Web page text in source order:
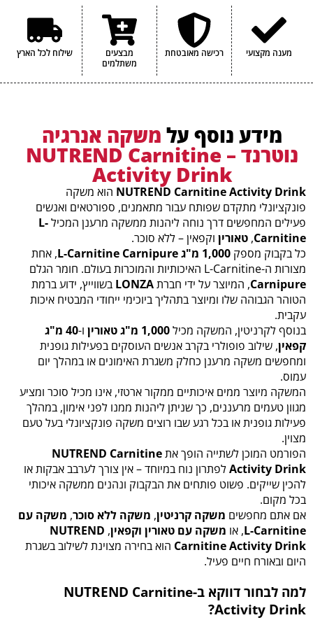
מענה מקצועי רכישה מאובטחת
מבצעים
משתלמים
שילוח לכל הארץ
מידע נוסף על משקה אנרגיה
נוטרנד – NUTREND Carnitine
Activity Drink
NUTREND Carnitine Activity Drink הוא משקה
פונקציונלי מתקדם שפותח עבור מתאמנים, ספורטאים ואנשים
פעילים המחפשים דרך נוחה ליהנות ממשקה מרענן המכילL-
Carnitine
, טאורין וקפאין – ללא סוכר.
כל בקבוק מספק 1,000 מ"ג L-Carnitine Carnipure
, אחת
מצורות ה-L-Carnitine האיכותיות והמוכרות בעולם. חומר הגלם
Carnipure, המיוצר על ידי חברתLONZA בשווייץ, ידוע ברמת
הטוהר הגבוהה שלו ומיוצר בתהליך ביוכימי ייחודי המבטיח איכות
עקבית.
בנוסף לקרניטין, המשקה מכיל1,000 מ"ג טאורין ו-
40 מ"ג
קפאין, שילוב פופולרי בקרב אנשים העוסקים בפעילות גופנית
ומחפשים משקה מרענן כחלק משגרת האימונים או במהלך יום
עמוס.
המשקה מיוצר ממים איכותיים ממקור ארטזי, אינו מכיל סוכר ומציע
מגוון טעמים מרעננים, כך שניתן ליהנות ממנו לפני אימון, במהלך
פעילות גופנית או בכל רגע שבו רוצים משקה פונקציונלי בעל טעם
מצוין.
הפורמט המוכן לשתייה הופך אתNUTREND Carnitine
Activity Drinkלפתרון נוח במיוחד – אין צורך לערבב אבקות או
להכין שייקים. פשוט פותחים את הבקבוק ונהנים ממשקה איכותי
בכל מקום.
אם אתם מחפשים משקה קרניטין, משקה ללא סוכר, משקה עם
L-Carnitine, או משקה עם טאורין וקפאין,
NUTREND
Carnitine Activity Drink הוא בחירה מצוינת לשילוב בשגרת
היום ובאורח חיים פעיל.
למה לבחור דווקא ב-NUTREND Carnitine
Activity Drink?